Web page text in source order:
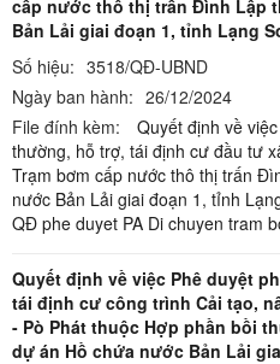
cấp nước thô thị trấn Đình Lập
Bản Lải giai đoạn 1, tỉnh Lạng
Số hiệu: 3518/QĐ-UBND
Ngày ban hành: 26/12/2024
File đính kèm:
Quyết định về
thường, hỗ trợ, tái định cư đầu tư
Trạm bơm cấp nước thô thị trấn
nước Bản Lải giai đoạn 1, tỉnh
QĐ phe duyet PA Di chuyen tram
Quyết định về việc Phê duyệt
tái định cư công trình Cải tạo,
- Pò Phát thuộc Hợp phần bồi
dự án Hồ chứa nước Bản Lải